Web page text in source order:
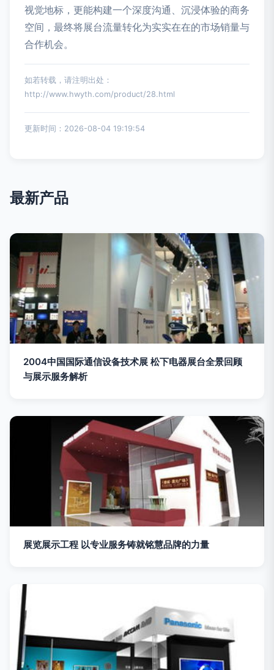
视觉地标，更能构建一个深度沟通、沉浸体验的商务
空间，最终将展台流量转化为实实在在的市场销量与
合作机会。
如若转载，请注明出处：
http://www.hwyth.com/product/28.html
更新时间：2026-08-04 19:19:54
最新产品
2004中国国际通信设备技术展 松下电器展台全景回顾
与展示服务解析
展览展示工程 以专业服务铸就铭慧品牌的力量